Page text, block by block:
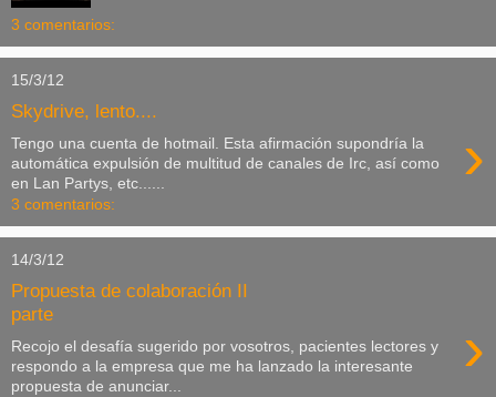
3 comentarios:
15/3/12
Skydrive, lento....
›
Tengo una cuenta de hotmail. Esta afirmación supondría la
automática expulsión de multitud de canales de Irc, así como
en Lan Partys, etc......
3 comentarios:
14/3/12
Propuesta de colaboración II
parte
›
Recojo el desafía sugerido por vosotros, pacientes lectores y
respondo a la empresa que me ha lanzado la interesante
propuesta de anunciar...